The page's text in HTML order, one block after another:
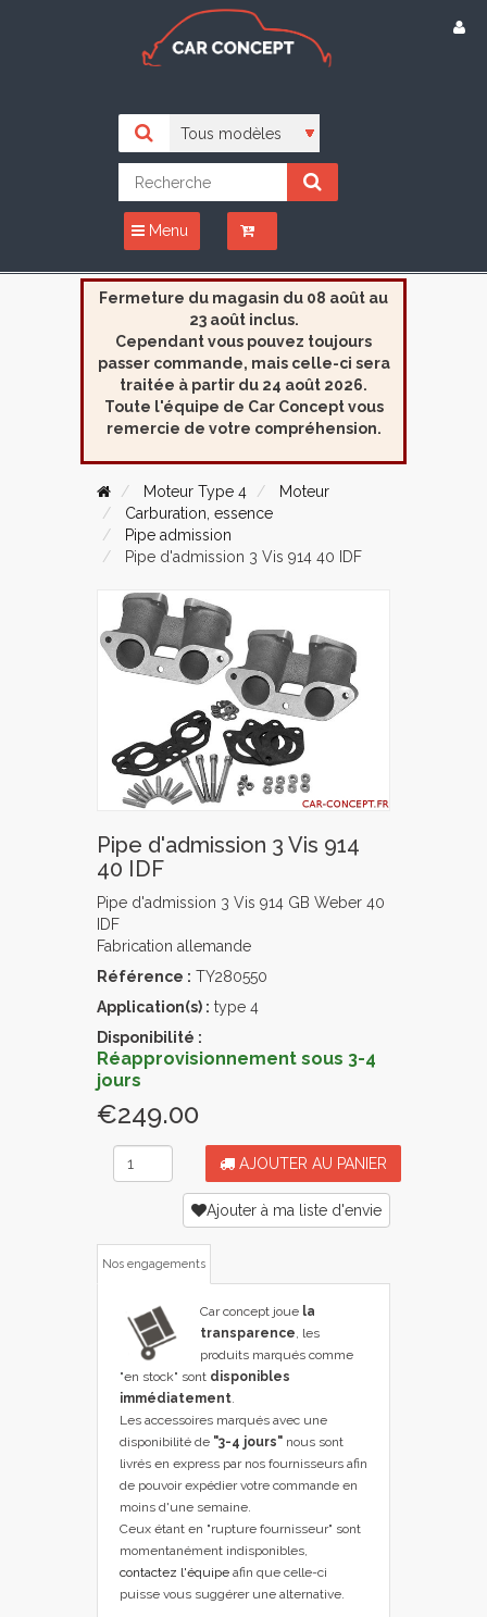
Menu
Fermeture du magasin du 08 août au
23 août inclus.
Cependant vous pouvez toujours
passer commande, mais celle-ci sera
traitée à partir du 24 août 2026.
Toute l'équipe de Car Concept vous
remercie de votre compréhension.
Moteur Type 4
Moteur
Carburation, essence
Pipe admission
Pipe d'admission 3 Vis 914 40 IDF
Pipe d'admission 3 Vis 914
40 IDF
Pipe d'admission 3 Vis 914 GB Weber 40
IDF
Fabrication allemande
Référence : TY280550
Application(s) : type 4
Disponibilité :
Réapprovisionnement sous 3-4
jours
€249.00
AJOUTER AU PANIER
Ajouter à ma liste d'envie
Nos engagements
Car concept joue la
transparence , les
produits marqués comme
"en stock" sont disponibles
immédiatement
Les accessoires marqués avec une
disponibilité de "3-4 jours" nous sont
livrés en express par nos fournisseurs afin
de pouvoir expédier votre commande en
moins d'une semaine.
Ceux étant en "rupture fournisseur" sont
momentanément indisponibles,
contactez l'équipe afin que celle-ci
puisse vous suggérer une alternative.